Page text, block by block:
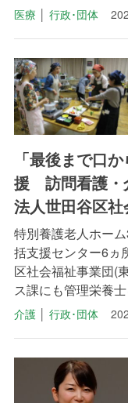
医療 │ 行政･団体
「最後まで口
援 訪問看護・
法人世田谷区
特別養護老人ホー
括支援センター6ヵ
区社会福祉事業団(
ス課にも管理栄養
介護│ 行政･団体